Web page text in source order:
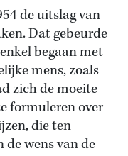
de uitslag van
Dat gebeurde
begaan met
mens, zoals
zich de moeite
formuleren over
die ten
de wens van de